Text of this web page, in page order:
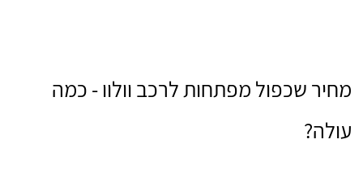
מחיר שכפול מפתחות לרכב וולוו - כמה
עולה?